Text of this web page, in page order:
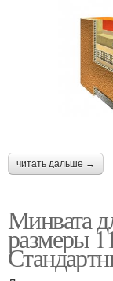
читать дальше →
Минвата
размеры